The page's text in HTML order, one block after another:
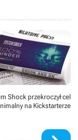
Shock przekroczył cel
na Kickstarterze